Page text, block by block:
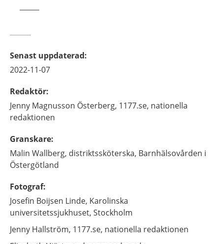
Senast uppdaterad:
2022-11-07
Redaktör:
Jenny Magnusson Österberg, 1177.se, nationella
redaktionen
Granskare:
Malin Wallberg, distriktssköterska, Barnhälsovården i
Östergötland
Fotograf:
Josefin Boijsen Linde, Karolinska
universitetssjukhuset, Stockholm
Jenny Hallström, 1177.se, nationella redaktionen